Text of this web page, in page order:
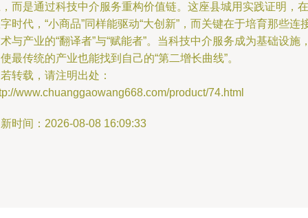
而是通过科技中介服务重构价值链。这座县城用实践证明，在
时代，“小商品”同样能驱动“大创新”，而关键在于培育那些连
与产业的“翻译者”与“赋能者”。当科技中介服务成为基础设施
最传统的产业也能找到自己的“第二增长曲线”。
转载，请注明出处：
www.chuanggaowang668.com/product/74.html
时间：2026-08-08 16:09:33